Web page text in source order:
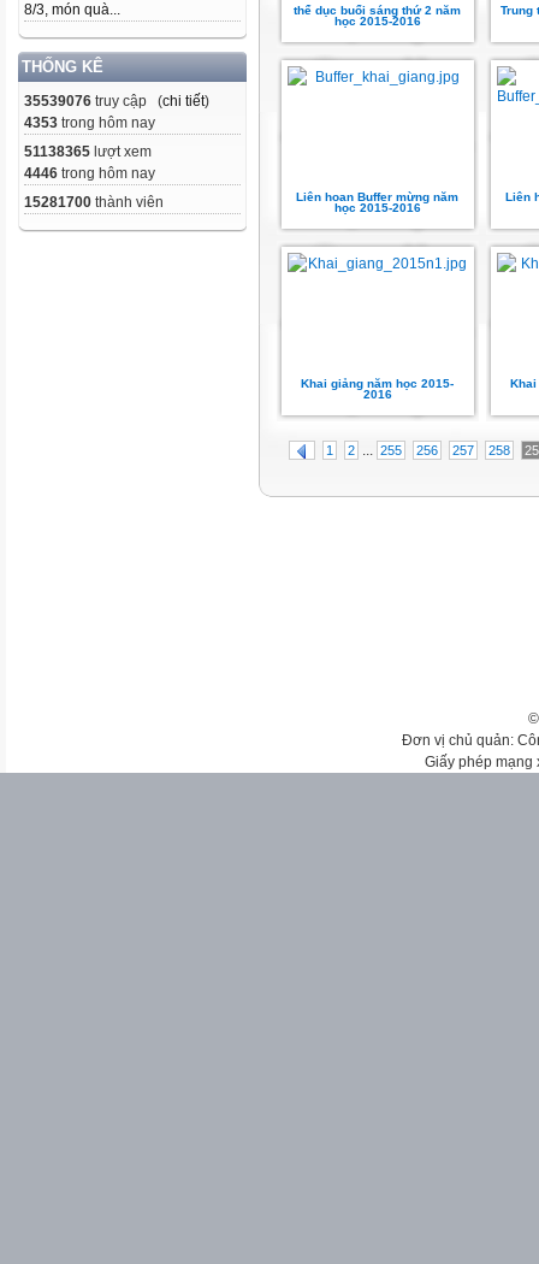
8/3, món quà...
THỐNG KÊ
35539076 truy cập (chi tiết)
4353 trong hôm nay
51138365 lượt xem
4446 trong hôm nay
15281700 thành viên
thể dục buổi sáng thứ 2 năm
học 2015-2016
Trung
Liên hoan Buffer mừng năm
học 2015-2016
Liên
Khai giảng năm học 2015-
2016
1 2 ... 255 256 257 258
Đơn vị chủ quản:
Giấy phép mạng